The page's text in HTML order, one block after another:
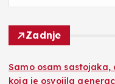
Zadnje
Samo osam
koja je osvojila